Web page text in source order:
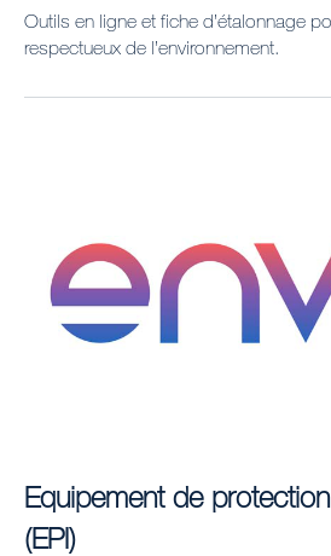
Outils en ligne et fiche d’étalonnage
respectueux de l’environnement.
Equipement de
(EPI)